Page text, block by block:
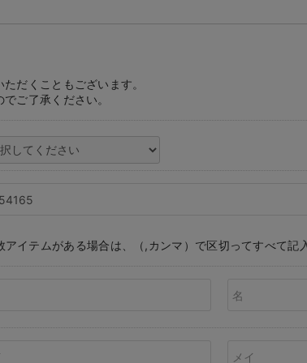
だくこともございます。
ご了承ください。
アイテムがある場合は、（,カンマ）で区切ってすべて記